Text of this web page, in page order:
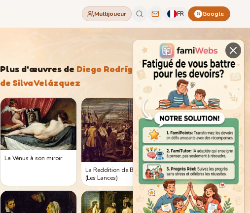
Multijoueur FR G Google
Plus d'œuvres de Diego Rodríguez
de Silva Velázquez
La Vénus à son miroir
La Reddition de Breda
(Les Lances)